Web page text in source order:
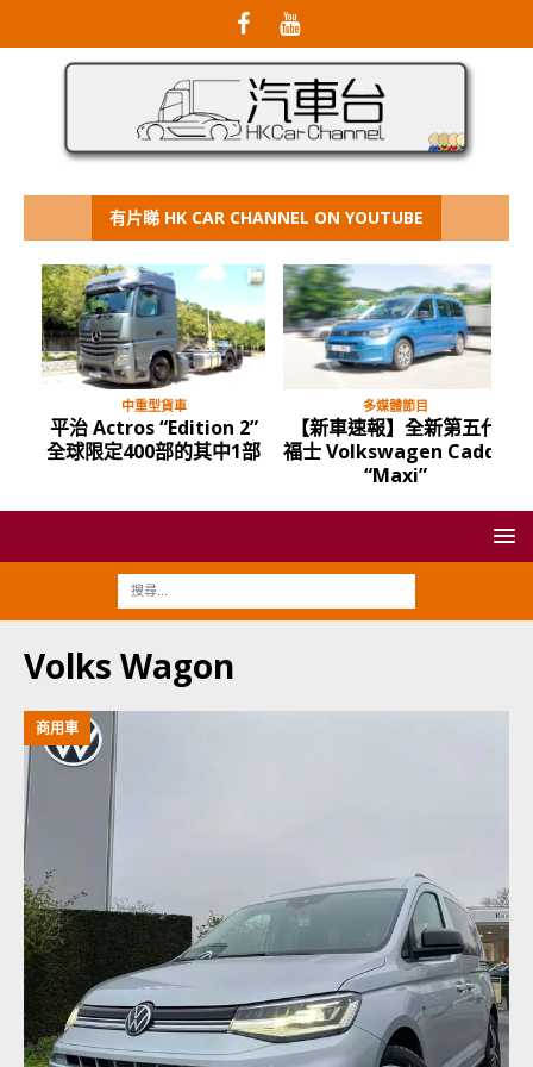
有片睇 HK CAR CHANNEL ON YOUTUBE
中重型貨車
平治 Actros “Edition 2”
全球限定400部的其中1部
多媒體節目
【新車速報】全新第五代
福士 Volkswagen Caddy
“Maxi”
Volks Wagon
商用車